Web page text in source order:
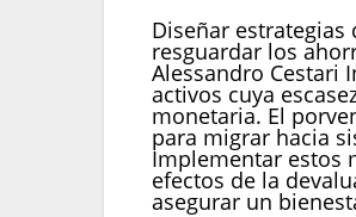
Diseñar
resguardar los
Alessandro Cestari
activos cuya
monetaria. El
para migrar hacia
Implementar estos
efectos de la
asegurar un